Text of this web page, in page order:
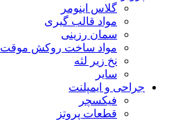
گلاس اینومر
مواد قالب گیری
سمان رزینی
مواد ساخت روکش موقت
نخ زیر لثه
سایر
جراحی و ایمپلنت
فیکسچر
قطعات پروتز